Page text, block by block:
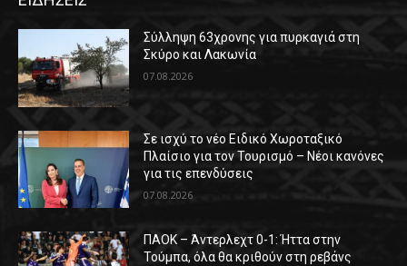
Σύλληψη 63χρονης για πυρκαγιά στη
Σκύρο και Λακωνία
07.08.2026
Σε ισχύ το νέο Ειδικό Χωροταξικό
Πλαίσιο για τον Τουρισμό – Νέοι κανόνες
για τις επενδύσεις
07.08.2026
ΠΑΟΚ – Άντερλεχτ 0-1: Ήττα στην
Τούμπα, όλα θα κριθούν στη ρεβάνς